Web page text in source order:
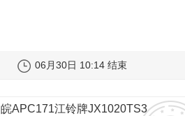
06月30日 10:14 结束
皖APC171江铃牌JX1020TS3